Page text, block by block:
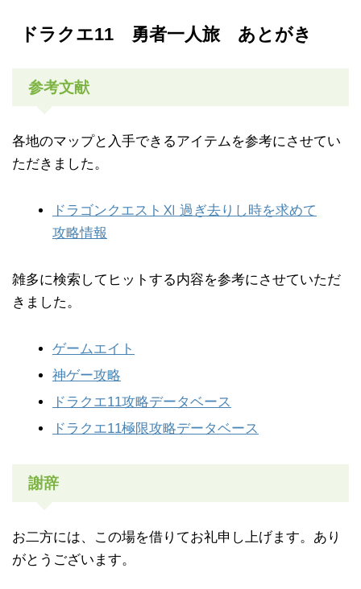
ドラクエ11 勇者一人旅 あとがき
参考文献
各地のマップと入手できるアイテムを参考にさせてい
ただきました。
ドラゴンクエストⅪ 過ぎ去りし時を求めて
攻略情報
雑多に検索してヒットする内容を参考にさせていただ
きました。
ゲームエイト
神ゲー攻略
ドラクエ11攻略データベース
ドラクエ11極限攻略データベース
謝辞
お二方には、この場を借りてお礼申し上げます。あり
がとうございます。